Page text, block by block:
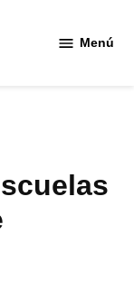
Menú